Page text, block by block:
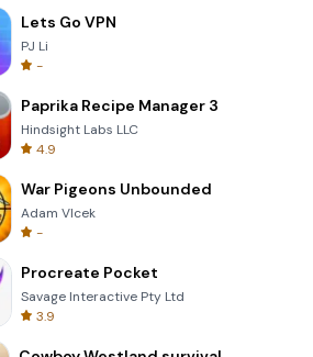
8 Ball Billiards Classic
Lets Go VPN
PJ Li
-
Paprika Recipe Manager 3
Hindsight Labs LLC
4.9
War Pigeons Unbounded
Adam Vlcek
-
Procreate Pocket
Savage Interactive Pty Ltd
3.9